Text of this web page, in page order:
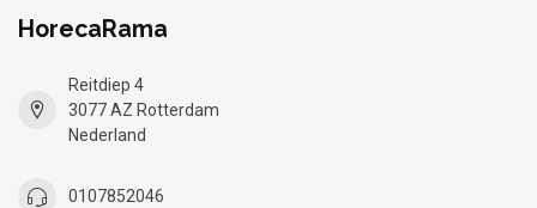
HorecaRama
Reitdiep 4
3077 AZ Rotterdam
Nederland
0107852046